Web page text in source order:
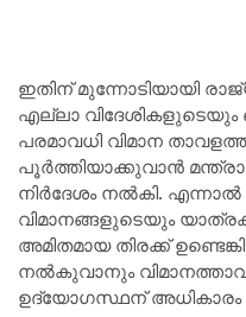
ഇതിന് മുന്നോടിയായി
എല്ലാ
പരമാവധി വിമാന
പൂർത്തിയാക്കുവാൻ
നിർദേശം നൽകി.
വിമാനങ്ങളുടെയും
അമിതമായ തിരക്ക്
നൽകുവാനും
ഉദ്യോഗസ്ഥന് അധികാരം